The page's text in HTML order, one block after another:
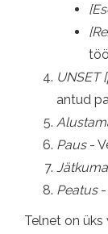
UNSET
antud
Paus-
Jätkuma
Peatus-
Telnet on